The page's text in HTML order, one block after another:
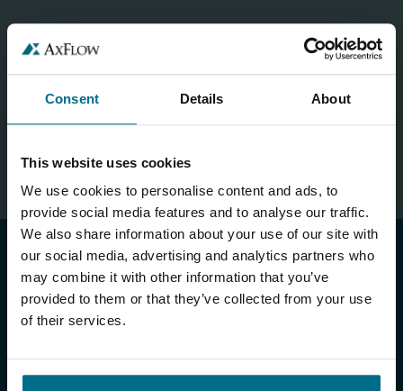
Consent Details About
This website uses cookies
We use cookies to personalise content and ads, to
provide social media features and to analyse our traffic.
We also share information about your use of our site with
our social media, advertising and analytics partners who
may combine it with other information that you’ve
provided to them or that they’ve collected from your use
of their services.
ПРОДУКТИ И УСЛУГИ